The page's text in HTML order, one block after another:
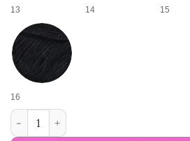
13 14 15
16
Hilo de modal y seda cantidad